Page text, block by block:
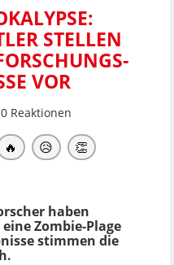
STELLEN
VOR
0 Reaktionen
🔥 😥 👏
haben
Zombie-Plage
stimmen die